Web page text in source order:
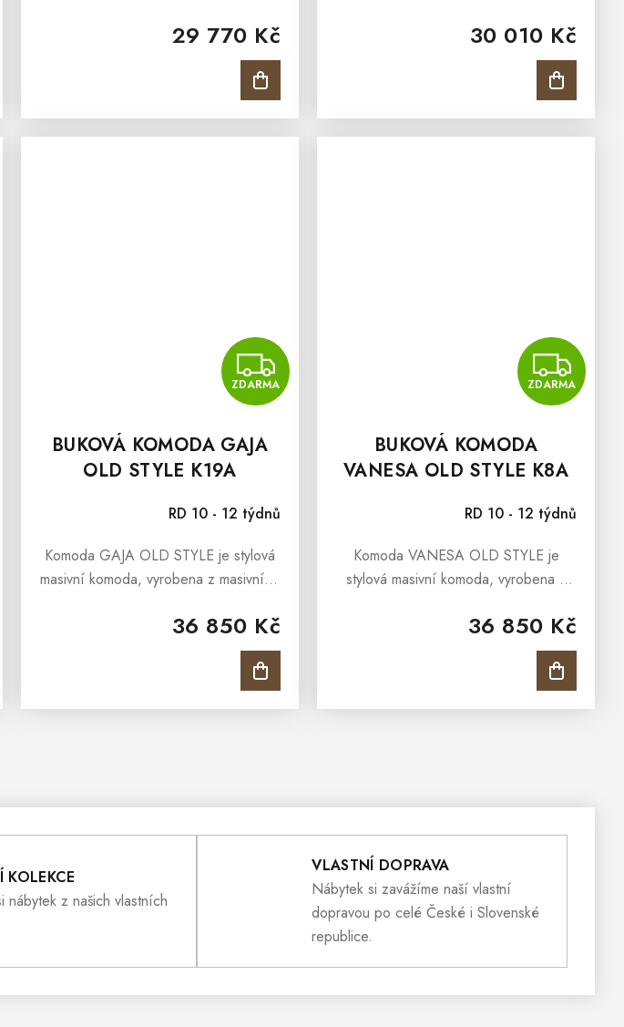
29 770 Kč
masivu a ošetřen přírodním olejem v
barvě antik. Buková vitrína...
30 010 Kč
masivu a ošetřen přírodním olejem v
ZDARMA
ZDARMA
BUKOVÁ KOMODA GAJA
OLD STYLE K19A
RD 10 - 12 týdnů
36 850 Kč
Komoda GAJA OLD STYLE je stylová
masivní komoda, vyrobena z masivního
voskem v barvě antik a následně
naolejován. Komoda GAJA z kolekce...
ZDARMA
BUKOVÁ KOMODA
VANESA OLD STYLE K8A
RD 10 - 12 týdnů
36 850 Kč
Komoda VANESA OLD STYLE je
stylová masivní komoda, vyrobena z
olejem v barvě antik. Komoda VANESA
z kolekce OLD STYLE je určena všem,
V
L
Á
A
KOLEKCE
nábytek z našich vlastních
VLASTNÍ DOPRAVA
Nábytek si zavážíme naší vlastní
dopravou po celé České i Slovenské
republice.